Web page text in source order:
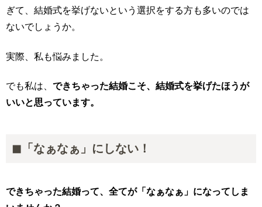
ぎて、結婚式を挙げないという選択をする方も多いのでは
ないでしょうか。
実際、私も悩みました。
でも私は、 できちゃった結婚こそ、結婚式を挙げたほうが
いいと思っています。
◼︎「なぁなぁ」にしない！
できちゃった結婚って、全てが「なぁなぁ」になってしま